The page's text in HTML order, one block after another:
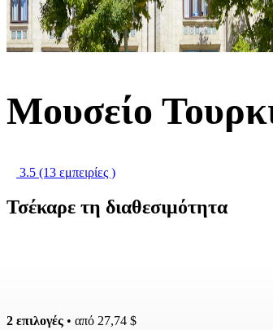
Μουσείο
3.5 (13 εμπειρίες )
Τσέκαρε τη διαθεσιμότητα
2 επιλογές • από 27,74 $